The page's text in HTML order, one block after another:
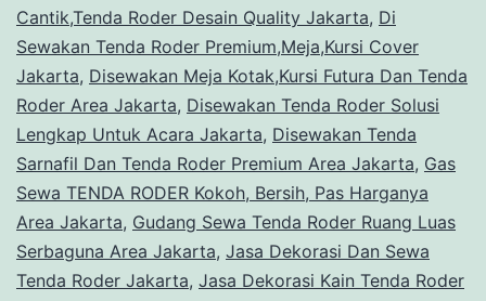
Dekor
Merah
Putih
Jakarta
Cantik,Tenda Roder Desain Quality Jakarta, Di
Sewakan Tenda Roder Premium,Meja,Kursi Cover
Jakarta, Disewakan Meja Kotak,Kursi Futura Dan Tenda
Roder Area Jakarta, Disewakan Tenda Roder Solusi
Lengkap Untuk Acara Jakarta, Disewakan Tenda
Sarnafil Dan Tenda Roder Premium Area Jakarta, Gas
Sewa TENDA RODER Kokoh, Bersih, Pas Harganya
Area Jakarta, Gudang Sewa Tenda Roder Ruang Luas
Serbaguna Area Jakarta, Jasa Dekorasi Dan Sewa
Tenda Roder Jakarta, Jasa Dekorasi Kain Tenda Roder